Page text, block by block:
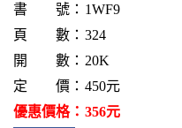
書 號：1WF9
頁 數：324
開 數：20K
定 價：450元
優惠價格：356元